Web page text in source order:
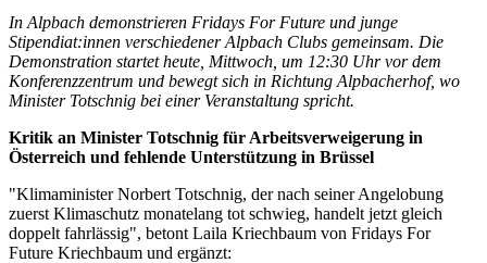
In Alpbach demonstrieren Fridays For Future und junge
Stipendiat:innen verschiedener Alpbach Clubs gemeinsam. Die
Demonstration startet heute, Mittwoch, um 12:30 Uhr vor dem
Konferenzzentrum und bewegt sich in Richtung Alpbacherhof, wo
Minister Totschnig bei einer Veranstaltung spricht.
Kritik an Minister Totschnig für Arbeitsverweigerung in
Österreich und fehlende Unterstützung in Brüssel
"Klimaminister Norbert Totschnig, der nach seiner Angelobung
zuerst Klimaschutz monatelang tot schwieg, handelt jetzt gleich
doppelt fahrlässig", betont Laila Kriechbaum von Fridays For
Future Kriechbaum und ergänzt: